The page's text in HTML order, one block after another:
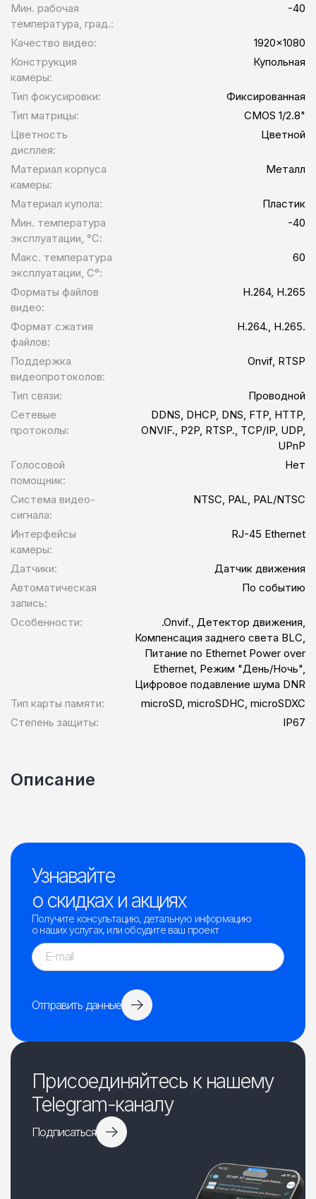
Мин. рабочая
температура, град.:
-40
Качество видео:
1920x1080
Конструкция
камеры:
Купольная
Тип фокусировки:
Фиксированная
Тип матрицы:
CMOS 1/2.8"
Цветность
дисплея:
Цветной
Материал корпуса
камеры:
Металл
Материал купола:
Пластик
Мин. температура
эксплуатации, °С:
-40
Макс. температура
эксплуатации, С°:
60
Форматы файлов
видео:
H.264, H.265
Формат сжатия
файлов:
H.264., H.265.
Поддержка
видеопротоколов:
Onvif, RTSP
Тип связи:
Проводной
Сетевые
протоколы:
DDNS, DHCP, DNS, FTP, HTTP,
ONVIF., P2P, RTSP., TCP/IP, UDP,
UPnP
Голосовой
помощник:
Нет
Система видео-
сигнала:
NTSC, PAL, PAL/NTSC
Интерфейсы
камеры:
RJ-45 Ethernet
Датчики:
Датчик движения
Автоматическая
запись:
По событию
Особенности:
.Onvif., Детектор движения,
Компенсация заднего света BLC,
Питание по Ethernet Power over
Ethernet, Режим "День/Ночь",
Цифровое подавление шума DNR
Тип карты памяти:
microSD, microSDHC, microSDXC
Степень защиты:
IP67
Описание
Узнавайте
о скидках и акциях
Получите консультацию, детальную информацию
о наших услугах, или обсудите ваш проект
Отправить данные
Присоединяйтесь к нашему
Telegram-каналу
Подписаться